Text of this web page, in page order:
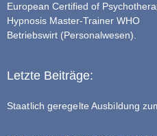
European Certified of
Hypnosis Master-Trainer WHO
Betriebswirt (Personalwesen).
Letzte Beiträge:
Staatlich geregelte Ausbildung